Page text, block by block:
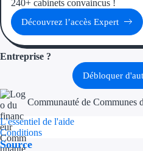
240+ cabinets convaincus !
Découvrez l’accès Expert
Entreprise ?
Débloquer
Communauté de Communes
L'essentiel de l'aide
Conditions
Source